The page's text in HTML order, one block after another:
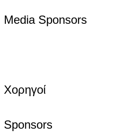
Media Sponsors
Χορηγοί
Sponsors